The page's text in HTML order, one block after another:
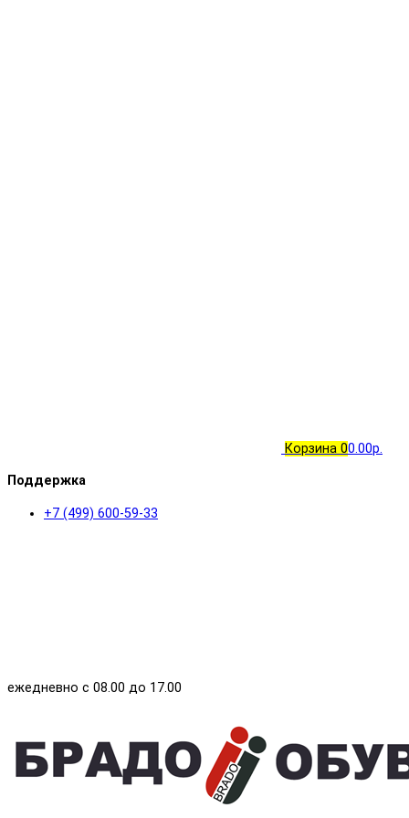
Корзина 00.00р.
Поддержка
+7 (499) 600-59-33
ежедневно с 08.00 до 17.00